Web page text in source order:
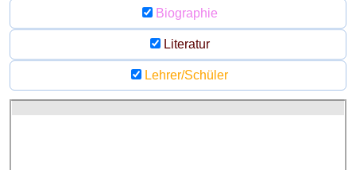
Biographie
Literatur
Lehrer/Schüler